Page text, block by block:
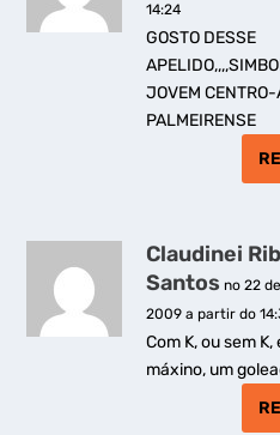
14:24
GOSTO DESSE
JOVEM CENTRO-
PALMEIRENSE
Claudinei
Santos no 22
2009 a partir do
Com K, ou sem K,
máxino, um